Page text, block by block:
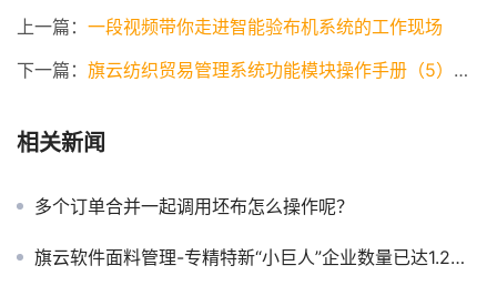
上一篇： 一段视频带你走进智能验布机系统的工作现场
下一篇： 旗云纺织贸易管理系统功能模块操作手册（5）仓库管理软件
相关新闻
多个订单合并一起调用坯布怎么操作呢？
旗云软件面料管理-专精特新“小巨人”企业数量已达1.2万家